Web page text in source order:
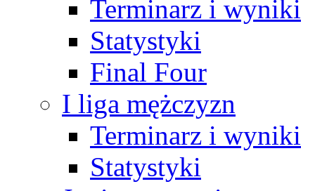
Terminarz i wyniki
Statystyki
Final Four
I liga mężczyzn
Terminarz i wyniki
Statystyki